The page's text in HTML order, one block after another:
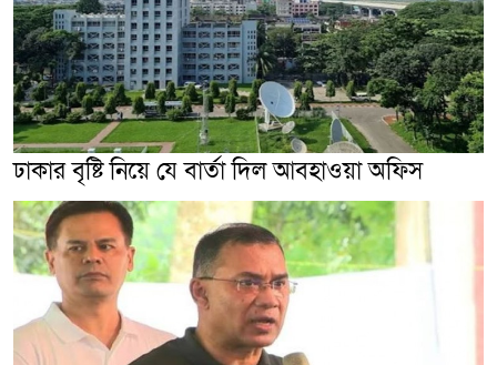
ঢাকার বৃষ্টি নিয়ে যে বার্তা দিল আবহাওয়া অফিস